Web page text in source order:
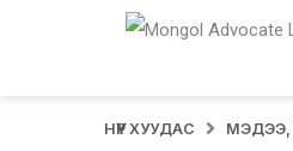
НҮҮР ХУУДАС